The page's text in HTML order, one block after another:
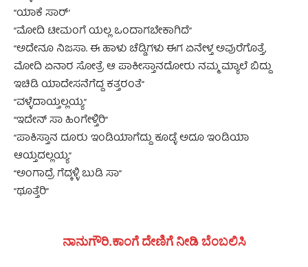
“ಯಾಕೆ ಸಾರ್’
“ಮೋದಿ ಟೀಮಂಗೆ ಯಲ್ಲ ಒಂದಾಗಬೇಕಾಗಿದೆ”
“ಅದೇನೂ ನಿಜಸಾ. ಈ ಹಾಳು ಚೆಡ್ಡಿಗಳು ಈಗ ಏನೇಳ್ತ ಅವುರೆಗೊತ್ತೆ,
ಮೋದಿ ಏನಾರ ಸೋತ್ರೆ ಆ ಪಾಕೀಸ್ತಾನದೋರು ನಮ್ಮ ಮ್ಯಾಲೆ ಬಿದ್ದು
ಇಚಿಡಿ ಯಾದೇಸನೆಗೆದ್ದ ಕತ್ತರಂತೆ”
“ವಳ್ಳೆದಾಯ್ತಲ್ಲಯ್ಯ”
“ಇದೇನ್ ಸಾ ಹಿಂಗೇಳ್ತಿರಿ”
“ಪಾಕಿಸ್ತಾನ ದೂರು ಇಂಡಿಯಾಗೆದ್ದು ಕೂಡ್ಳೆ ಅದೂ ಇಂಡಿಯಾ
ಆಯ್ತದಲ್ಲಯ್ಯ”
“ಅಂಗಾದ್ರೆ ಗೆದ್ಕಳ್ಳಿ ಬುಡಿ ಸಾ”
“ಥೂತ್ತೆರಿ”
ನಾನುಗೌರಿ.ಕಾಂಗೆ ದೇಣಿಗೆ ನೀಡಿ ಬೆಂಬಲಿಸಿ